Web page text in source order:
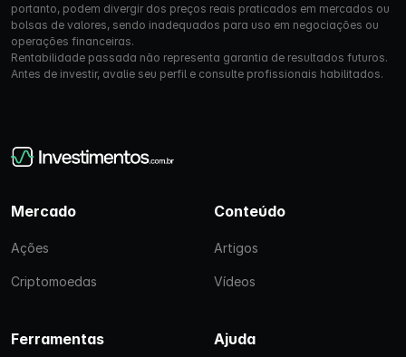
portanto, podem divergir dos preços reais praticados em mercados ou
bolsas de valores, sendo inadequados para uso em negociações ou
operações financeiras.
Rentabilidade passada não representa garantia de resultados futuros.
Antes de investir, avalie seu perfil e consulte profissionais habilitados.
Mercado
Ações
Criptomoedas
Conteúdo
Artigos
Vídeos
Ferramentas Ajuda